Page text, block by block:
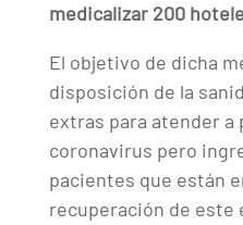
medicalizar 200
El objetivo de dicha
disposición de la
extras para atender a
coronavirus pero
pacientes que están
recuperación de este